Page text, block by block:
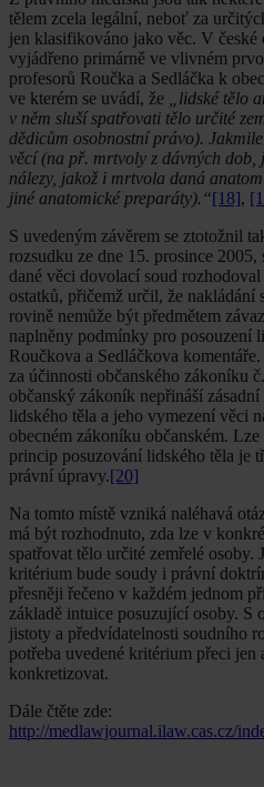
tělem zcela legální, neboť za
jen klasifikováno jako věc. V
vyjádřeno primárně ve vlivném
profesorů Roučka a Sedláčka k
ve kterém se uvádí, že
„lidské tělo
v něm sluší spatřovati tělo určité
dědicům osobnostní právo).
věcí (na př. mrtvoly z dávných
nálezy, jakož i mrtvola daná
jiné anatomické preparáty).“[18],
S uvedeným závěrem se ztotožnil
rozsudku ze dne 15. prosince 2005,
dané věci dovolací soud
ostatků, přičemž určil, že nakládání
rovině nemůže být předmětem
naplněny podmínky pro posouzení
Roučkova a Sedláčkova
za účinnosti občanského zákoníku
občanský zákoník nepřináší
lidského těla a jeho vymezení věci
obecném zákoníku občanském.
princip posuzování lidského těla je
právní úpravy.[20]
Na tomto místě vzniká naléhavá
má být rozhodnuto, zda lze v
spatřovat tělo určité zemřelé osoby.
kritérium bude soudy i právní
přesněji řečeno v každém jednom
základě intuice posuzující osoby. S
jistoty a předvídatelnosti soudního
potřeba uvedené kritérium přeci jen
konkretizovat.
Dále čtěte zde:
http://medlawjournal.ilaw.cas.cz/